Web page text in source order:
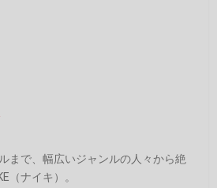
まで、幅広いジャンルの人々から絶
（ナイキ）。